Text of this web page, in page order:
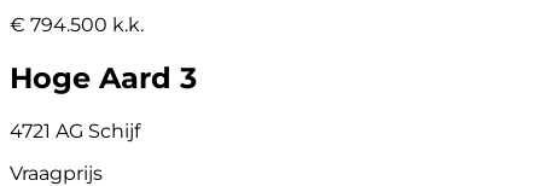
€ 794.500 k.k.
Hoge Aard 3
4721 AG Schijf
Vraagprijs